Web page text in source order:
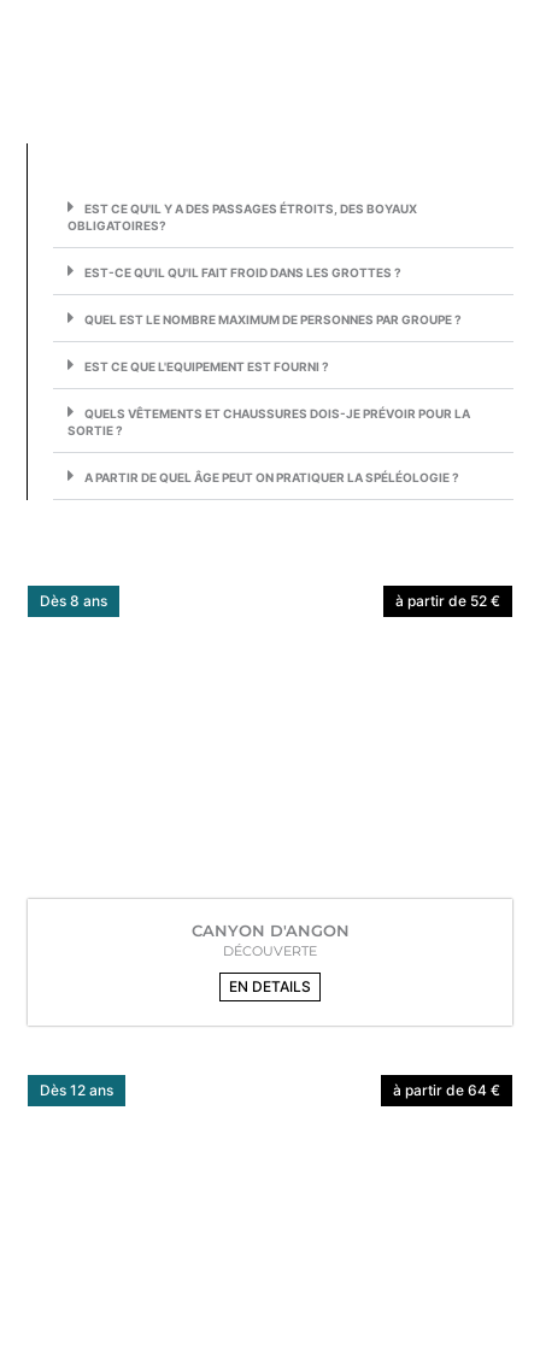
EST CE QU'IL Y A DES PASSAGES ÉTROITS, DES BOYAUX
OBLIGATOIRES?
EST-CE QU'IL QU'IL FAIT FROID DANS LES GROTTES ?
QUEL EST LE NOMBRE MAXIMUM DE PERSONNES PAR GROUPE ?
EST CE QUE L'EQUIPEMENT EST FOURNI ?
QUELS VÊTEMENTS ET CHAUSSURES DOIS-JE PRÉVOIR POUR LA
SORTIE ?
A PARTIR DE QUEL ÂGE PEUT ON PRATIQUER LA SPÉLÉOLOGIE ?
à partir de 52 €
Dès 8 ans
CANYON D'ANGON
DÉCOUVERTE
EN DETAILS
à partir de 64 €
Dès 12 ans